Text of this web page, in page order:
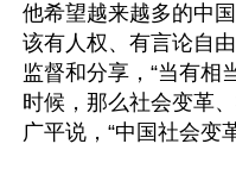
他希望越来越多的中
该有人权、有言论自
监督和分享，“当有相
时候，那么社会变革
广平说，“中国社会变